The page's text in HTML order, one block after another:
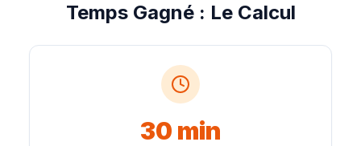
Temps Gagné : Le Calcul
30 min